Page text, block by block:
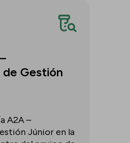
Gestión
A2A –
Júnior en la